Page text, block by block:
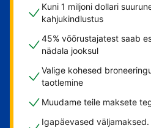
Kuni 1 miljoni dollari
kahjukindlustus
45% võõrustajatest saab
nädala jooksul
Valige kohesed
taotlemine
Muudame teile maksete
Igapäevased